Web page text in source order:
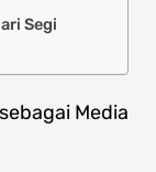
Segi
Media